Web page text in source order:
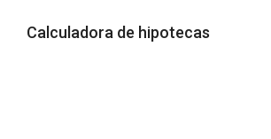
Calculadora de hipotecas